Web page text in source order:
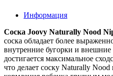
Информация
Соска Joovy Naturally Nood
соска обладает более
внутренние бугорки и внешние
достигается максимальное
что делает соску Naturally